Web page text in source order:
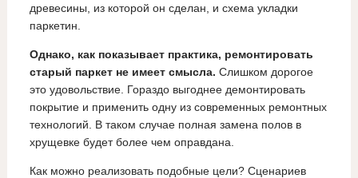
древесины, из которой он сделан, и схема укладки
паркетин.
Однако, как показывает практика, ремонтировать
старый паркет не имеет смысла. Слишком дорогое
это удовольствие. Гораздо выгоднее демонтировать
покрытие и применить одну из современных ремонтных
технологий. В таком случае полная замена полов в
хрущевке будет более чем оправдана.
Как можно реализовать подобные цели? Сценариев